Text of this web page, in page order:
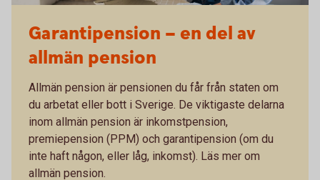
Garantipension – en del av
allmän pension
Allmän pension är pensionen du får från staten om
du arbetat eller bott i Sverige. De viktigaste delarna
inom allmän pension är inkomstpension,
premiepension (PPM) och garantipension (om du
inte haft någon, eller låg, inkomst). Läs mer om
allmän pension.